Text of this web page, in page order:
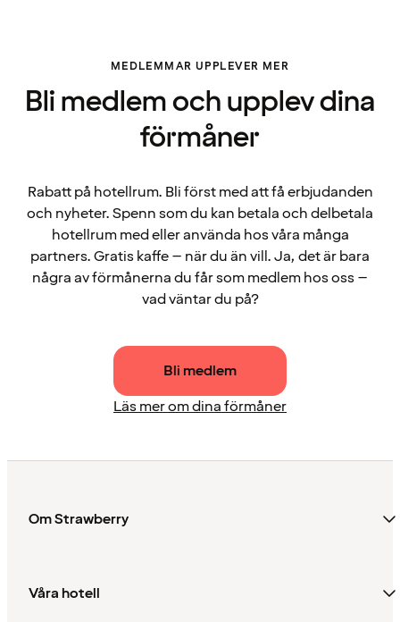
MEDLEMMAR UPPLEVER MER
Bli medlem och upplev dina
förmåner
Rabatt på hotellrum. Bli först med att få erbjudanden
och nyheter. Spenn som du kan betala och delbetala
hotellrum med eller använda hos våra många
partners. Gratis kaffe – när du än vill. Ja, det är bara
några av förmånerna du får som medlem hos oss –
vad väntar du på?
Bli medlem
Läs mer om dina förmåner
Om Strawberry
Våra hotell